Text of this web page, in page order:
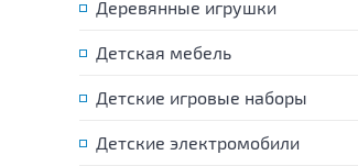
Деревянные игрушки
Детская мебель
Детские игровые наборы
Детские электромобили
Набор тележка с
Набор тележка с
продуктами